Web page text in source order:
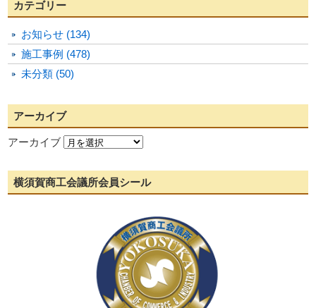
カテゴリー
お知らせ (134)
施工事例 (478)
未分類 (50)
アーカイブ
アーカイブ
横須賀商工会議所会員シール